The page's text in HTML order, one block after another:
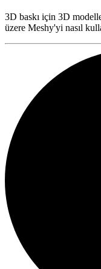
3D baskı için 3D
üzere Meshy'yi nasıl